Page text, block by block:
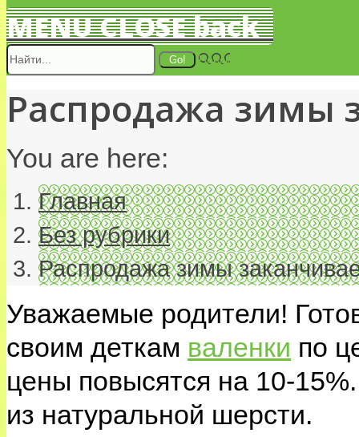
MENUCLOSEback
Поиск
Распродажа зимы
You are here:
Главная
Без рубрики
Распродажа зимы
Уважаемые родители!
своим деткам валенки по
цены повысятся на 10-
из натуральной шерсти.